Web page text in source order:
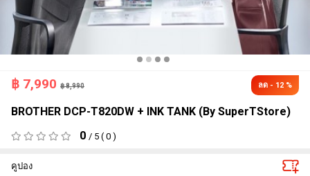
฿ 7,990 ฿ 8,990 ลด - 12 %
BROTHER DCP-T820DW + INK TANK (By SuperTStore)
0 / 5 ( 0 )
คูปอง